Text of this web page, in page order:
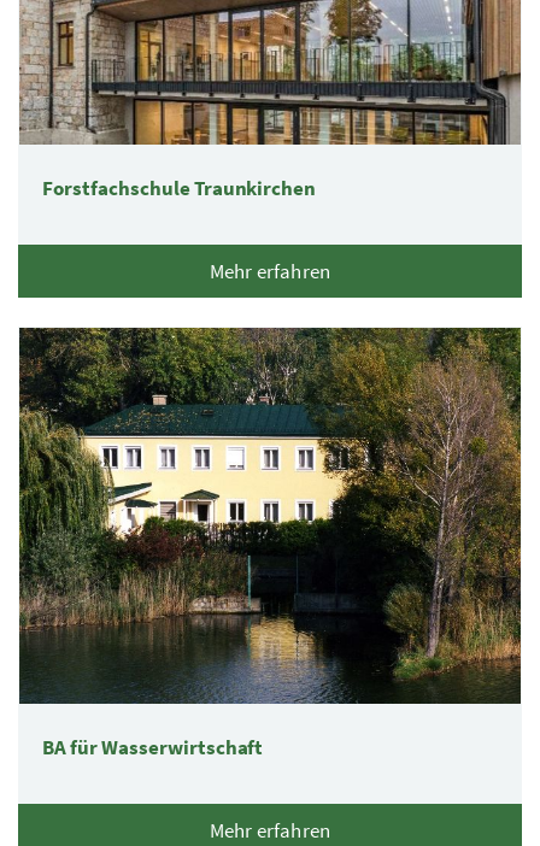
Forstfachschule Traunkirchen
Mehr erfahren
BA für Wasserwirtschaft
Mehr erfahren